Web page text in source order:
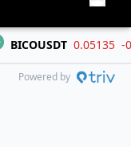
0.05135 -
Powered by